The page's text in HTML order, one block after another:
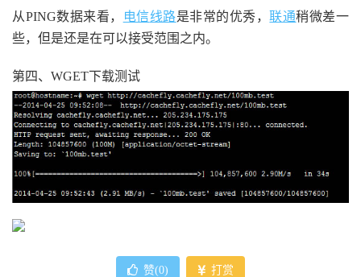
从PING数据来看， 电信线路是非常的优秀，联通稍微差一
些，但是还是在可以接受范围之内。
第四、WGET下载测试
赞(0) 打赏